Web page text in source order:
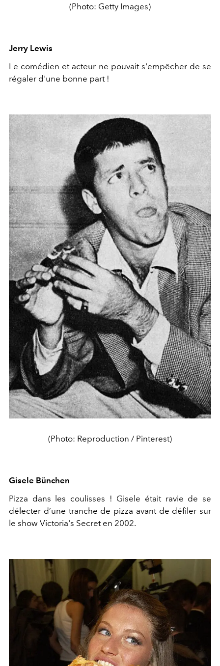
(Photo: Getty Images)
Jerry Lewis
Le comédien et acteur ne pouvait s'empêcher de se
régaler d'une bonne part !
(Photo: Reproduction / Pinterest)
Gisele Bünchen
Pizza dans les coulisses ! Gisele était ravie de se
délecter d’une tranche de pizza avant de défiler sur
le show Victoria's Secret en 2002.